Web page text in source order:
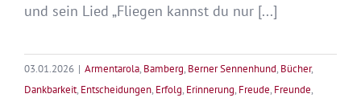
und sein Lied „Fliegen kannst du nur [...]
03.01.2026 | Armentarola, Bamberg, Berner Sennenhund, Bücher,
Dankbarkeit, Entscheidungen, Erfolg, Erinnerung, Freude, Freunde,